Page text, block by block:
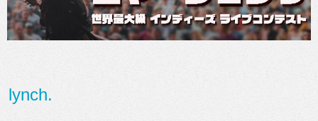
lynch.